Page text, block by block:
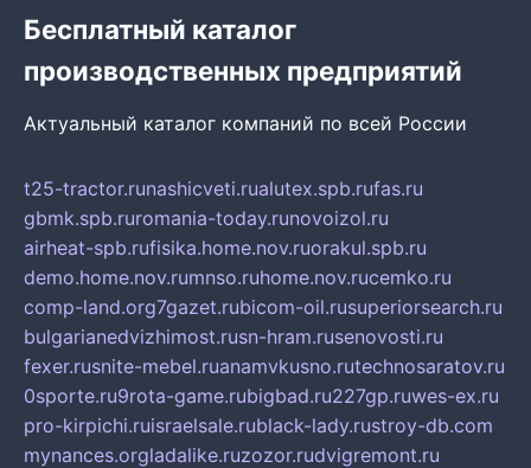
Бесплатный каталог
производственных предприятий
Актуальный каталог компаний по всей России
t25-tractor.runashicveti.rualutex.spb.rufas.ru
gbmk.spb.ruromania-today.runovoizol.ru
airheat-spb.rufisika.home.nov.ruorakul.spb.ru
demo.home.nov.rumnso.ruhome.nov.rucemko.ru
comp-land.org7gazet.rubicom-oil.rusuperiorsearch.ru
bulgarianedvizhimost.rusn-hram.rusenovosti.ru
fexer.rusnite-mebel.ruanamvkusno.rutechnosaratov.ru
0sporte.ru9rota-game.rubigbad.ru227gp.ruwes-ex.ru
pro-kirpichi.ruisraelsale.rublack-lady.rustroy-db.com
mynances.orgladalike.ruzozor.rudvigremont.ru